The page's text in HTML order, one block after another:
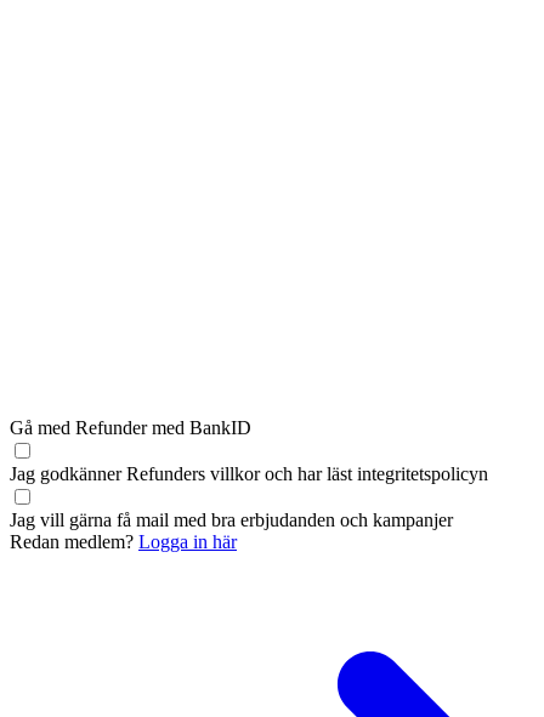
Gå med Refunder med BankID
Jag godkänner Refunders villkoroch har läst integritetspolicyn
Jag vill gärna få mail med bra erbjudanden och kampanjer
Redan medlem? Logga in här